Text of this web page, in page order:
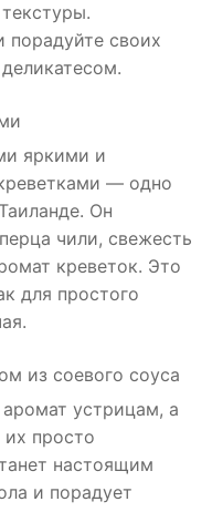
своих
яркими и
— одно
Он
чили, свежесть
креветок. Это
для простого
из соевого соуса
устрицам, а
их просто
настоящим
и порадует